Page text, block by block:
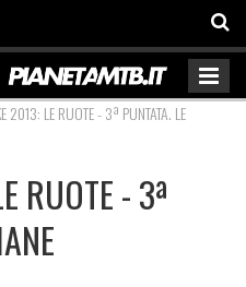
2013: LE RUOTE - 3ª PUNTATA. LE
RUOTE - 3ª